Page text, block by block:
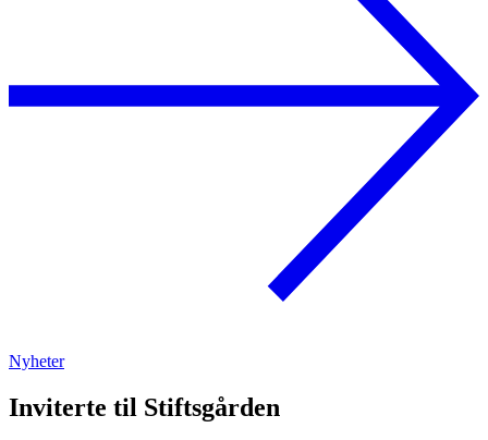
Nyheter
Inviterte til Stiftsgården